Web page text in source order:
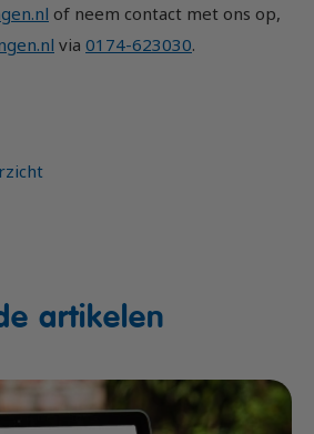
of neem contact met ons op,
via 0174-623030.
artikelen